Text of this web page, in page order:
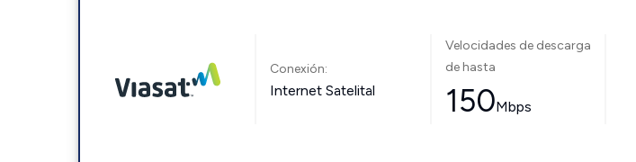
Conexión:
Internet Satelital
Velocidades de descarga
de hasta
150Mbps